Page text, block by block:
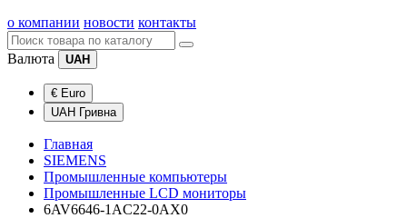
о компании новости контакты
Валюта UAH
€ Euro
UAH Гривна
Главная
SIEMENS
Промышленные компьютеры
Промышленные LCD мониторы
6AV6646-1AC22-0AX0